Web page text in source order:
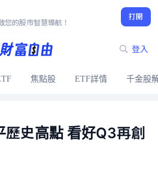
您的股市智慧導航！
打開
登入
焦點股 ETF詳情 千金股
史高點 看好Q3再創